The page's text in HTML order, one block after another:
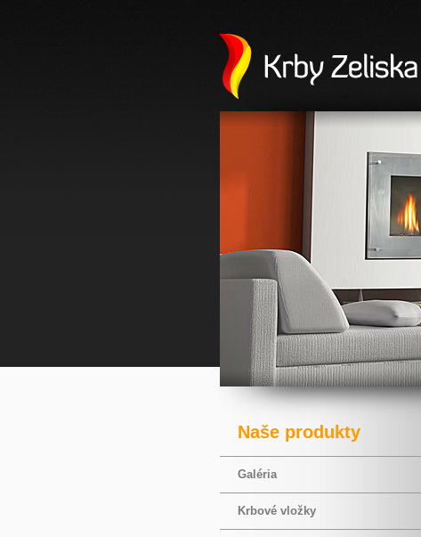
Naše produkty
Galéria
Krbové vložky